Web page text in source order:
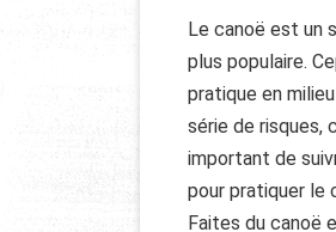
Le canoë est un
plus populaire.
pratique en
série de risques,
important de
pour pratiquer le
Faites du canoë